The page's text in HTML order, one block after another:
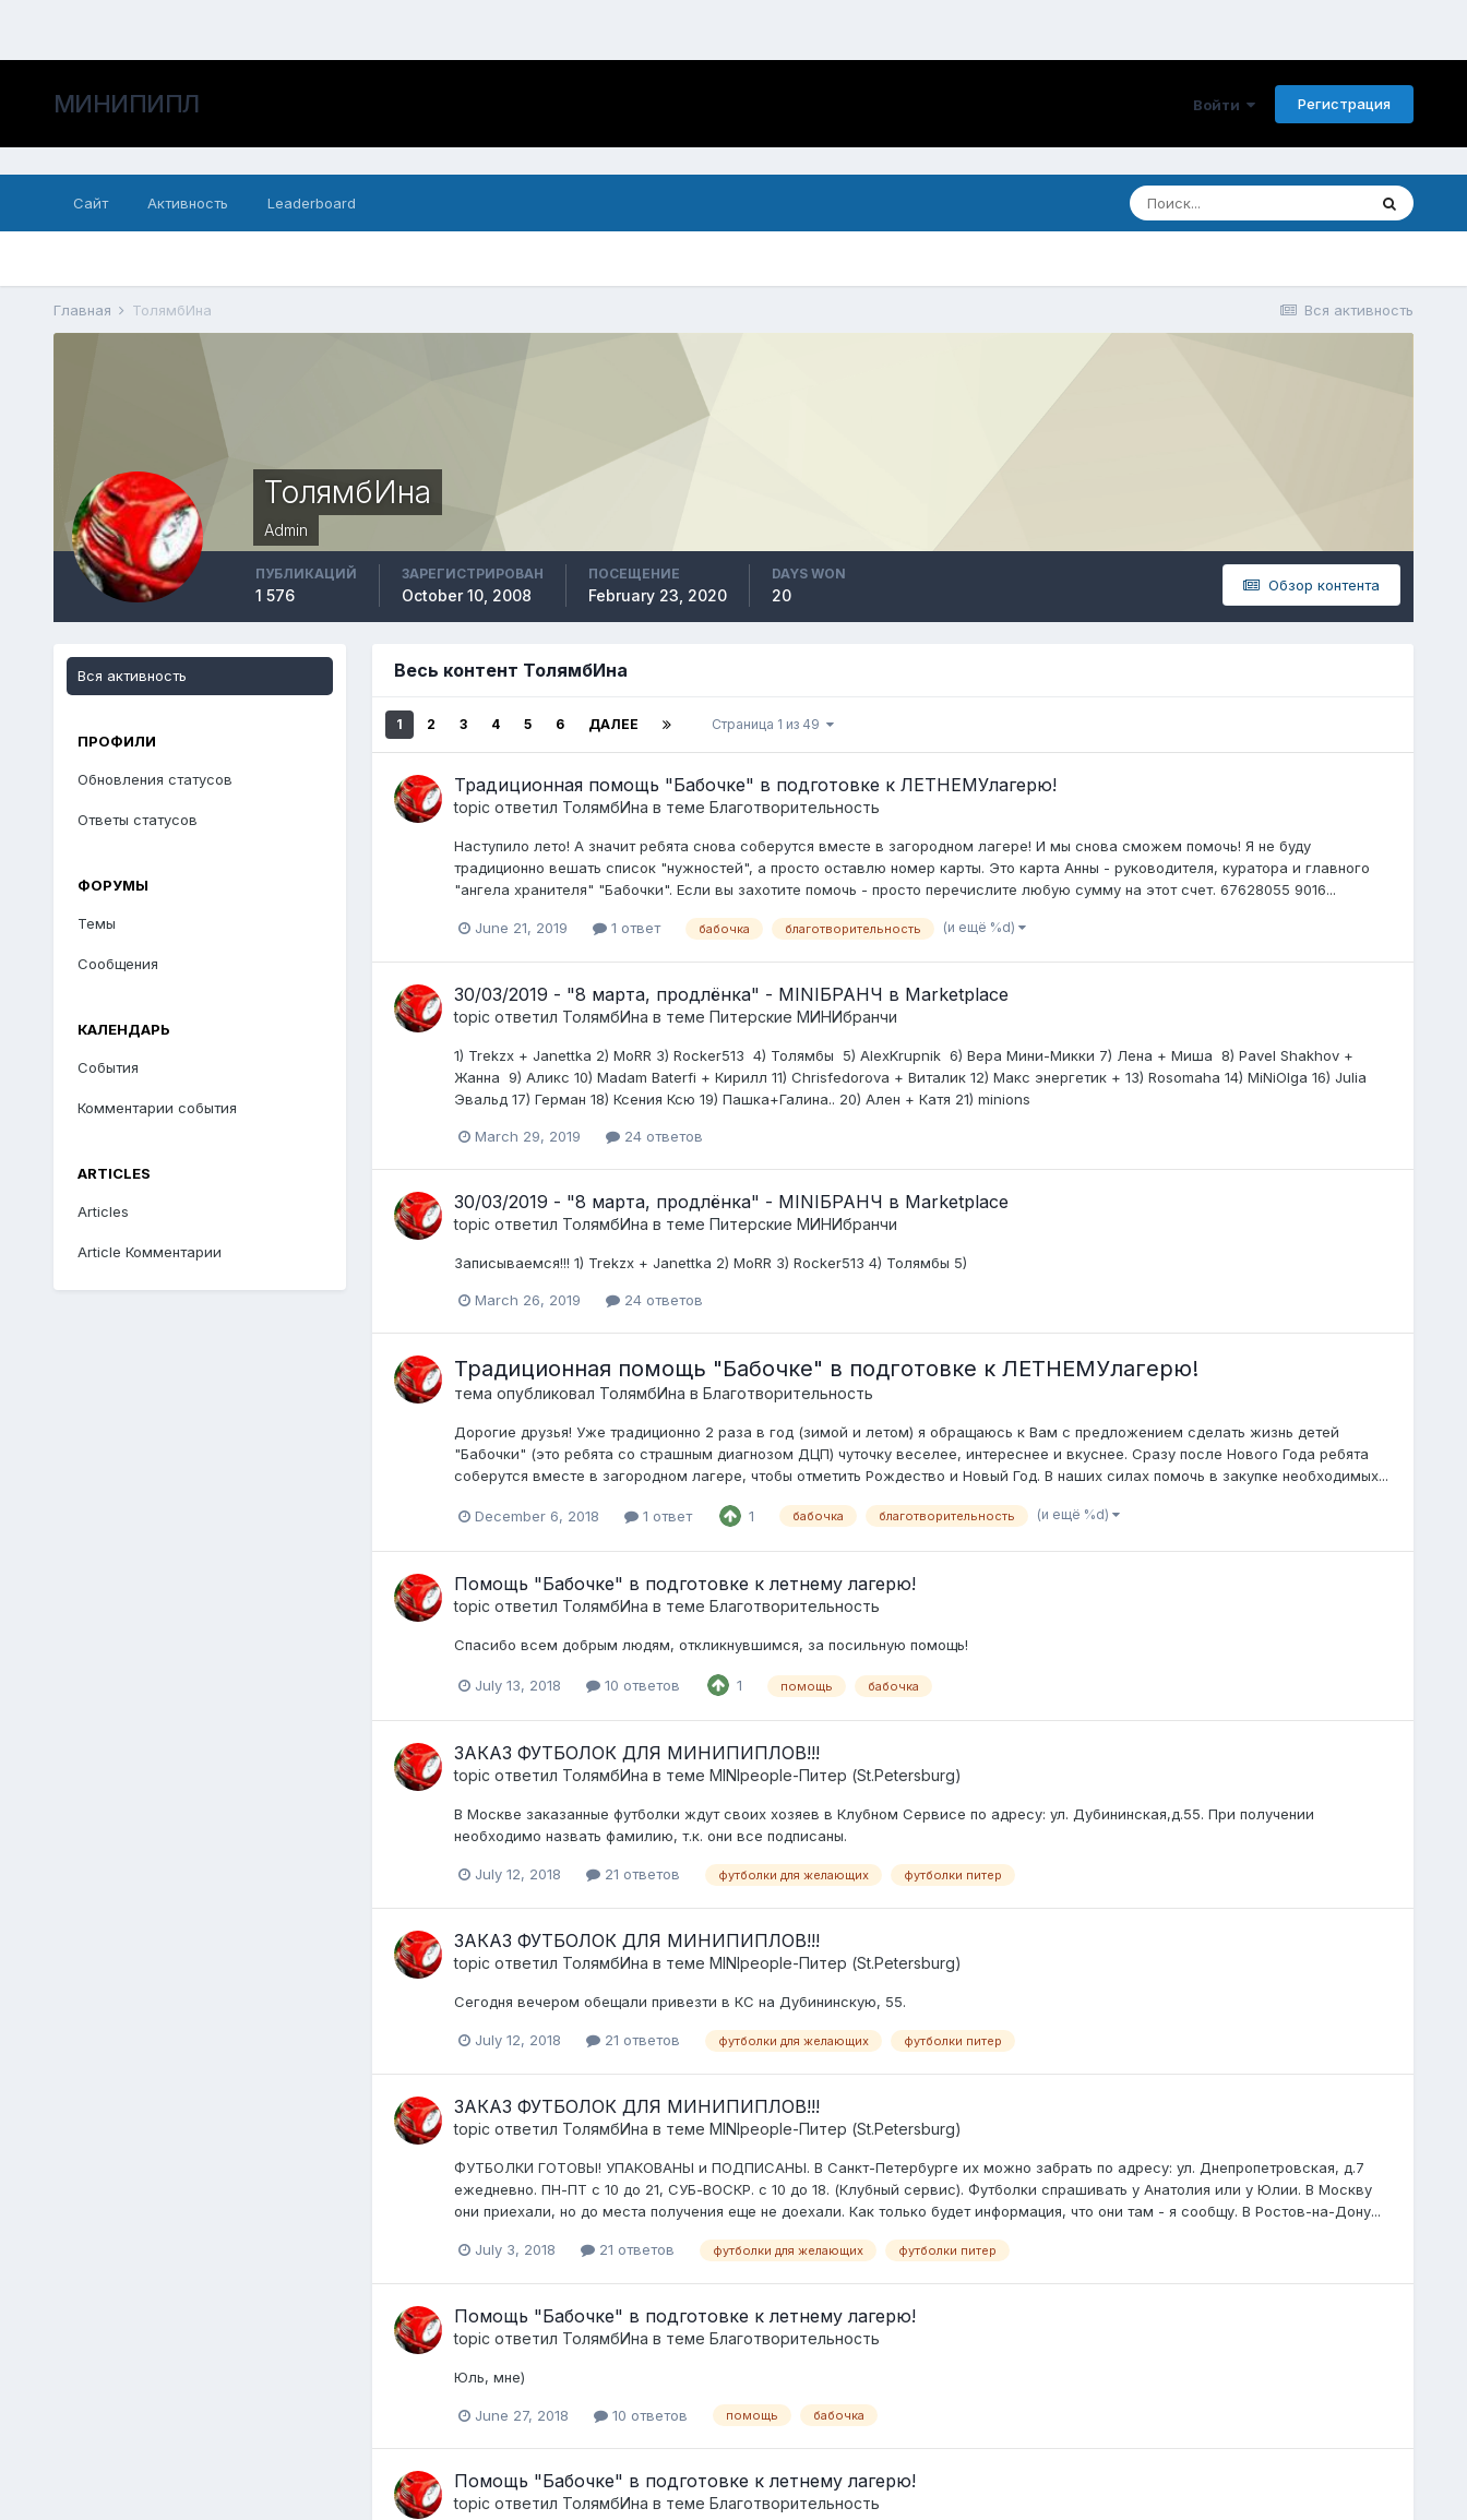
МИНИПИПЛ Войти Регистрация
Сайт Активность Leaderboard
Вся активность
Главная ТолямбИна
ТолямбИна
Admin
Обзор контента
ПУБЛИКАЦИЙ
1 576
ЗАРЕГИСТРИРОВАН
October 10, 2008
ПОСЕЩЕНИЕ
February 23, 2020
DAYS WON
20
Вся активность
ПРОФИЛИ
Обновления статусов
Ответы статусов
ФОРУМЫ
Темы
Сообщения
КАЛЕНДАРЬ
События
Комментарии события
ARTICLES
Articles
Article Комментарии
Весь контент ТолямбИна
1 2 3 4 5 6 ДАЛЕЕ Страница 1 из 49
Традиционная помощь "Бабочке" в подготовке к ЛЕТНЕМУлагерю!
topic ответил ТолямбИна в теме Благотворительность
Наступило лето! А значит ребята снова соберутся вместе в загородном лагере! И мы снова сможем помочь! Я не буду
традиционно вешать список "нужностей", а просто оставлю номер карты. Это карта Анны - руководителя, куратора и главного
"ангела хранителя" "Бабочки". Если вы захотите помочь - просто перечислите любую сумму на этот счет. 67628055 9016...
June 21, 2019 1 ответ бабочка благотворительность (и ещё %d)
30/03/2019 - "8 марта, продлёнка" - MINIБРАНЧ в Marketplace
topic ответил ТолямбИна в теме Питерские МИНИбранчи
1 ) Trekzx + Janettka 2) MoRR 3) Rocker513 4) Толямбы 5) AlexKrupnik 6) Вера Мини-Микки 7) Лена + Миша 8) Pavel Shakhov +
Жанна 9) Аликс 10) Madam Baterfi + Кирилл 11) Chrisfedorova + Виталик 12) Макс энергетик + 13) Rosomaha 14) MiNiOlga 16) Julia
Эвальд 17) Герман 18) Ксения Ксю 19) Пашка+Галина.. 20) Ален + Катя 21) minions
March 29, 2019 24 ответов
30/03/2019 - "8 марта, продлёнка" - MINIБРАНЧ в Marketplace
topic ответил ТолямбИна в теме Питерские МИНИбранчи
Записываемся!!! 1) Trekzx + Janettka 2) MoRR 3) Rocker513 4) Толямбы 5)
March 26, 2019 24 ответов
Традиционная помощь "Бабочке" в подготовке к ЛЕТНЕМУлагерю!
тема опубликовал ТолямбИна в Благотворительность
Дорогие друзья! Уже традиционно 2 раза в год (зимой и летом) я обращаюсь к Вам с предложением сделать жизнь детей
"Бабочки" (это ребята со страшным диагнозом ДЦП) чуточку веселее, интереснее и вкуснее. Сразу после Нового Года ребята
соберутся вместе в загородном лагере, чтобы отметить Рождество и Новый Год. В наших силах помочь в закупке необходимых...
December 6, 2018 1 ответ 1 бабочка благотворительность (и ещё %d)
Помощь "Бабочке" в подготовке к летнему лагерю!
topic ответил ТолямбИна в теме Благотворительность
Спасибо всем добрым людям, откликнувшимся, за посильную помощь!
July 13, 2018 10 ответов 1 помощь бабочка
ЗАКАЗ ФУТБОЛОК ДЛЯ МИНИПИПЛОВ!!!
topic ответил ТолямбИна в теме MINIpeople-Питер (St.Petersburg)
В Москве заказанные футболки ждут своих хозяев в Клубном Сервисе по адресу: ул. Дубининская,д.55. При получении
необходимо назвать фамилию, т.к. они все подписаны.
July 12, 2018 21 ответов футболки для желающих футболки питер
ЗАКАЗ ФУТБОЛОК ДЛЯ МИНИПИПЛОВ!!!
topic ответил ТолямбИна в теме MINIpeople-Питер (St.Petersburg)
Сегодня вечером обещали привезти в КС на Дубининскую, 55.
July 12, 2018 21 ответов футболки для желающих футболки питер
ЗАКАЗ ФУТБОЛОК ДЛЯ МИНИПИПЛОВ!!!
topic ответил ТолямбИна в теме MINIpeople-Питер (St.Petersburg)
ФУТБОЛКИ ГОТОВЫ! УПАКОВАНЫ и ПОДПИСАНЫ. В Санкт-Петербурге их можно забрать по адресу: ул. Днепропетровская, д.7
ежедневно. ПН-ПТ с 10 до 21, СУБ-ВОСКР. с 10 до 18. (Клубный сервис). Футболки спрашивать у Анатолия или у Юлии. В Москву
они приехали, но до места получения еще не доехали. Как только будет информация, что они там - я сообщу. В Ростов-на-Дону...
July 3, 2018 21 ответов футболки для желающих футболки питер
Помощь "Бабочке" в подготовке к летнему лагерю!
topic ответил ТолямбИна в теме Благотворительность
Юль, мне)
June 27, 2018 10 ответов помощь бабочка
Помощь "Бабочке" в подготовке к летнему лагерю!
topic ответил ТолямбИна в теме Благотворительность